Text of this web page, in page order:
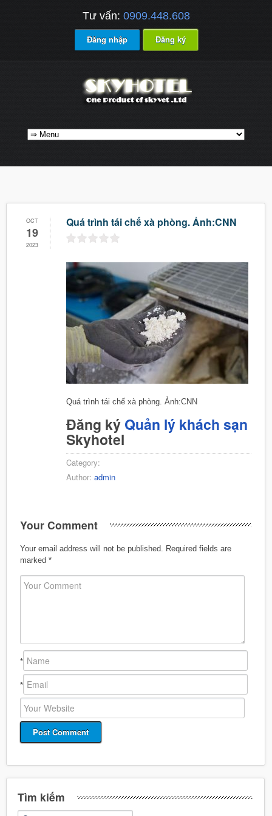
Tư vấn: 0909.448.608
Đăng nhập Đăng ký
OCT
19
2023
Quá trình tái chế xà phòng. Ảnh:CNN
Quá trình tái chế xà phòng. Ảnh:CNN
Đăng ký Quản lý khách sạn
Skyhotel
Category:
Author: admin
Your Comment
Your email address will not be published.
Required fields are
marked *
*
*
Tìm kiếm